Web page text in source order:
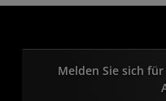
Melden Sie sich